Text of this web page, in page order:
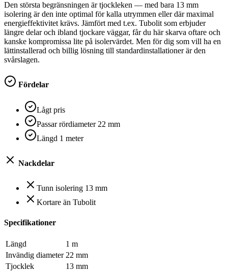
Den största begränsningen är tjockleken — med bara 13 mm
isolering är den inte optimal för kalla utrymmen eller där maximal
energieffektivitet krävs. Jämfört med t.ex. Tubolit som erbjuder
längre delar och ibland tjockare väggar, får du här skarva oftare och
kanske kompromissa lite på isolervärdet. Men för dig som vill ha en
lättinstallerad och billig lösning till standardinstallationer är den
svårslagen.
Fördelar
Lågt pris
Passar rördiameter 22 mm
Längd 1 meter
Nackdelar
Tunn isolering 13 mm
Kortare än Tubolit
Specifikationer
Längd
1 m
Invändig diameter 22 mm
Tjocklek
13 mm